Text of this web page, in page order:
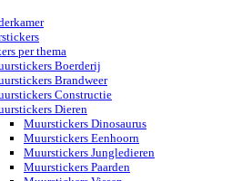
per thema
Boerderij
Brandweer
Constructie
Dieren
Muurstickers Dinosaurus
Muurstickers Eenhoorn
Muurstickers Jungledieren
Muurstickers Paarden